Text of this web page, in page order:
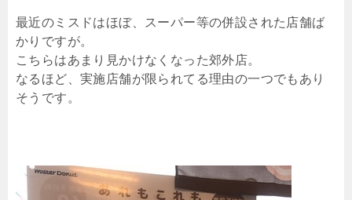
最近のミスドはほぼ、スーパー等の併設された店舗ば
かりですが。
こちらはあまり見かけなくなった郊外店。
なるほど、実施店舗が限られてる理由の一つでもあり
そうです。